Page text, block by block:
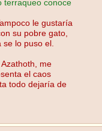
terraqueo conoce
le gustaría
su pobre gato,
lo puso el.
me
el caos
todo dejaría de